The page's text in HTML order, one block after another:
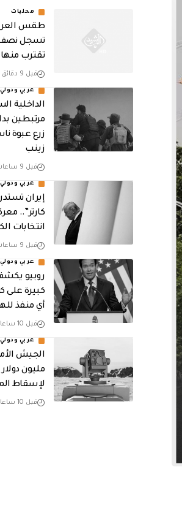
محليات
طقس
تسجل نصف
تقترب
قبل 9 دقائق
عربي ودولي
الداخلية
مرتبطين
زرع عبوة
زينب
قبل 9 ساعات
عربي ودولي
إيران
كارتر”..
انتخابات
قبل 9 ساعات
عربي ودولي
روبيو
كبيرة على
أي منفذ
قبل 10 ساعات
عربي ودولي
مليون
لإسقاط
قبل 10 ساعات